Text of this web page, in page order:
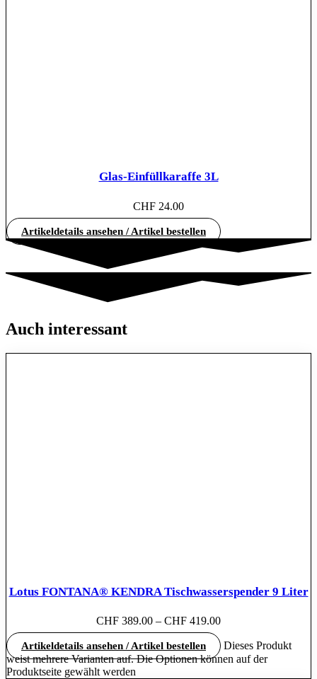
Glas-Einfüllkaraffe 3L
CHF 24.00
Artikeldetails ansehen / Artikel bestellen
Auch interessant
Lotus FONTANA® KENDRA Tischwasserspender 9 Liter
CHF 389.00 – CHF 419.00
Artikeldetails ansehen / Artikel bestellen
Dieses Produkt
weist mehrere Varianten auf. Die Optionen können auf der
Produktseite gewählt werden